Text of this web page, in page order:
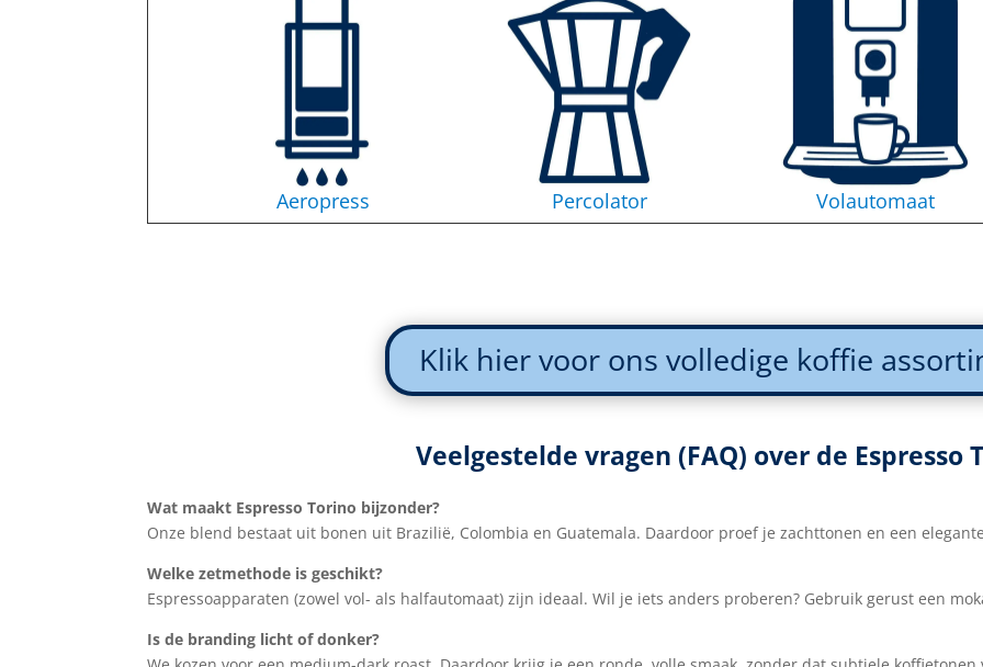
Aeropress Percolator Volautomaat
Klik hier voor ons volledige koffie
Veelgestelde vragen (FAQ) over de Espresso
Wat maakt Espresso Torino bijzonder?
Onze blend bestaat uit bonen uit Brazilië, Colombia en Guatemala. Daardoor proef je zachttonen en een
Welke zetmethode is geschikt?
Espressoapparaten (zowel vol- als halfautomaat) zijn ideaal. Wil je iets anders proberen? Gebruik gerust een
Is de branding licht of donker?